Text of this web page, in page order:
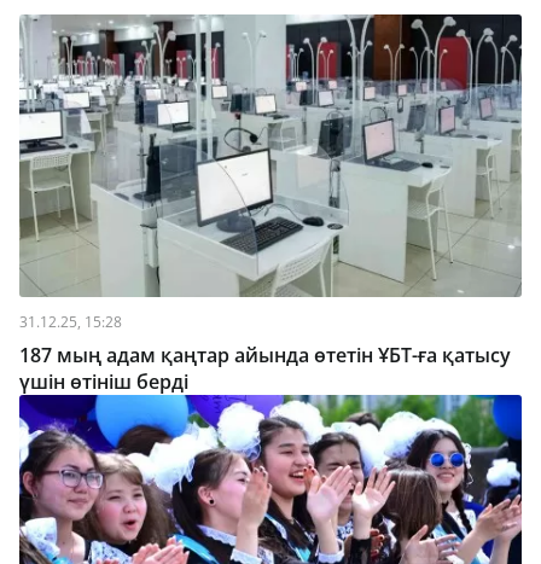
31.12.25, 15:28
187 мың адам қаңтар айында өтетін ҰБТ-ға қатысу
үшін өтініш берді